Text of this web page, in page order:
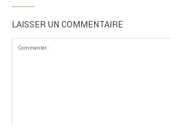
LAISSER UN COMMENTAIRE